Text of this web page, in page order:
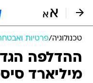
טכנולוגיה/פרטיות
מיליארד